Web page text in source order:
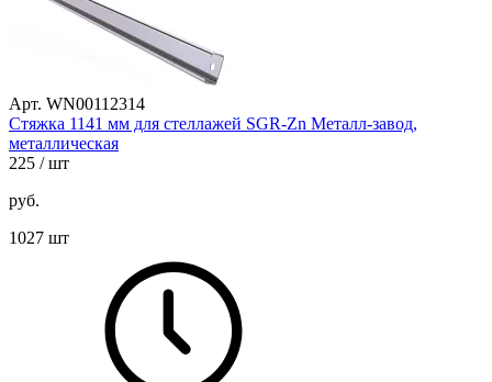
Арт. WN00112314
Стяжка 1141 мм для стеллажей SGR-Zn Металл-завод,
металлическая
225 / шт
руб.
1027 шт